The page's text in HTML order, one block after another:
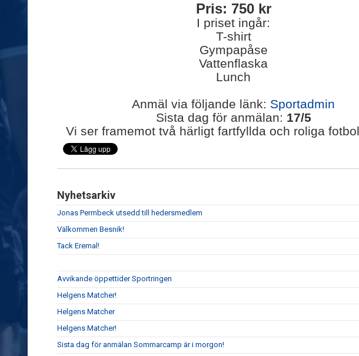
Pris: 750 kr
I priset ingår:
T-shirt
Gympapåse
Vattenflaska
Lunch
Anmäl via följande länk: Sportadmin
Sista dag för anmälan: 17/5
Vi ser framemot två härligt fartfyllda och roliga
Nyhetsarkiv
Jonas Permbeck utsedd till hedersmedlem
Välkommen Besnik!
Tack Eremal!
Avvikande öppettider Sportringen
Helgens Matcher!
Helgens Matcher
Helgens Matcher!
Sista dag för anmälan Sommarcamp är i morgon!